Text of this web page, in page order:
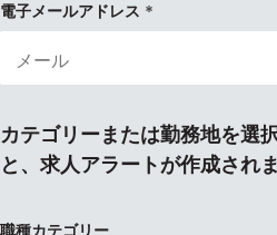
電子メールアドレス
カテゴリーまたは勤務地を選
と、求人アラートが作成されま